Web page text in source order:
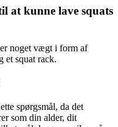
at kunne lave squats
noget vægt i form af
et squat rack.
spørgsmål, da det
som din alder, dit